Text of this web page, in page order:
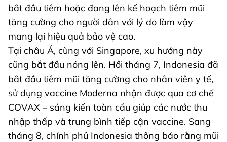
bắt đầu tiêm hoặc đang lên kế hoạch tiêm mũi
tăng cường cho người dân với lý do làm vậy
mang lại hiệu quả bảo vệ cao.
Tại châu Á, cùng với Singapore, xu hướng này
cũng bắt đầu nóng lên. Hồi tháng 7, Indonesia đã
bắt đầu tiêm mũi tăng cường cho nhân viên y tế,
sử dụng vaccine Moderna nhận được qua cơ chế
COVAX – sáng kiến toàn cầu giúp các nước thu
nhập thấp và trung bình tiếp cận vaccine. Sang
tháng 8, chính phủ Indonesia thông báo rằng mũi